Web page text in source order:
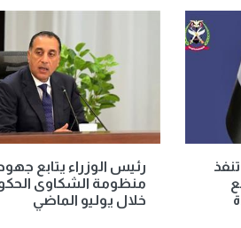
رئيس الوزراء يتابع
منظومة الشكاوى
خلال يوليو الماضي